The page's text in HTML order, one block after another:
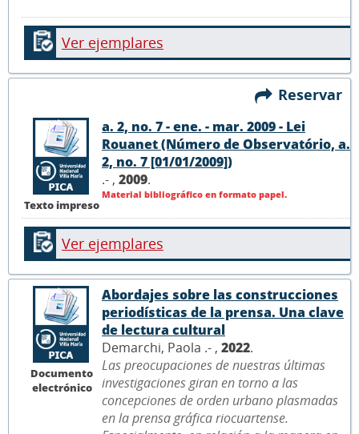
Ver ejemplares
Reservar
Texto impreso
a. 2, no. 7 - ene. - mar. 2009 - Lei
Rouanet (Número de Observatório, a.
2, no. 7 [01/01/2009])
.- , 2009.
Material bibliográfico en formato papel.
Ver ejemplares
Documento
electrónico
Abordajes sobre las construcciones
periodísticas de la prensa. Una clave
de lectura cultural
Demarchi, Paola .- , 2022.
Las preocupaciones de nuestras últimas
investigaciones giran en torno a las
concepciones de orden urbano plasmadas
en la prensa gráfica riocuartense.